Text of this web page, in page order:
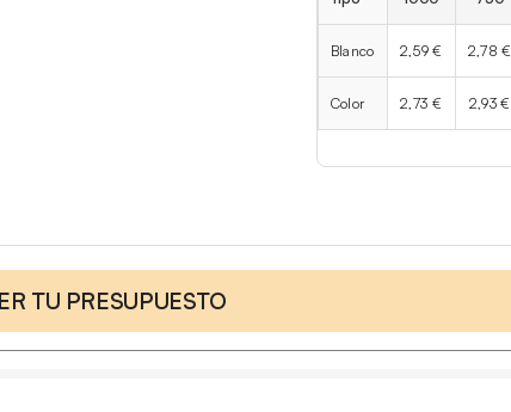
Blanco 2,59 € 2,78 €
Color 2,73 € 2,93 €
TU PRESUPUESTO